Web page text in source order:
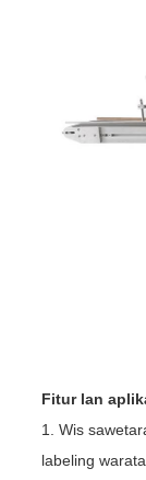
Fitur lan
1. Wis
labeling